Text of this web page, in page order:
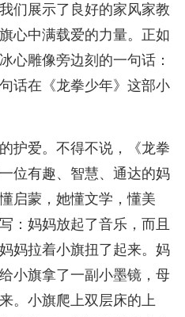
们展示了良好的家风家教
心中满载爱的力量。正如
心雕像旁边刻的一句话：
话在《龙拳少年》这部小
护爱。不得不说，《龙拳
位有趣、智慧、通达的妈
启蒙，她懂文学，懂美
：妈妈放起了音乐，而且
妈拉着小旗扭了起来。妈
小旗拿了一副小墨镜，母
。小旗爬上双层床的上